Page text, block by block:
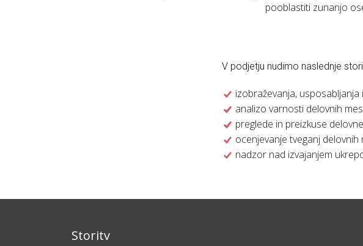
pooblastiti zunanjo
V podjetju nudimo naslednje
izobraževanja,
analizo varnosti delovnih
preglede in preizkuse
ocenjevanje tveganj
nadzor nad izvajanjem
Storitv